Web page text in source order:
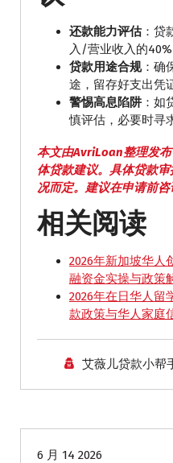
还款能力评估：贷
入/营业收入的40%
贷款用途合规：确
途，留存好支出凭
警惕高息陷阱 ：如
慎评估，必要时寻
本文由AvriLoan整理发
体贷款建议。具体贷款
况而定。建议在申请前咨
相关阅读
2026年新加坡华人
融资金实操与政策
2026年在日华人留
款政策与华人家庭
艾薇儿贷款小帮
6 月 14 2026